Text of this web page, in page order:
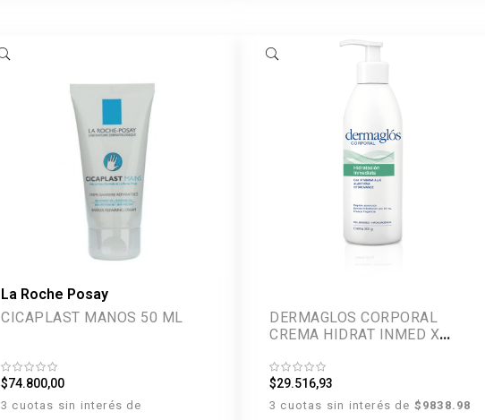
La Roche Posay
CICAPLAST MANOS 50 ML
$74.800,00
3 cuotas sin interés de
DERMAGLOS CORPORAL
CREMA HIDRAT INMED X
$29.516,93
3 cuotas sin interés de $9838.98